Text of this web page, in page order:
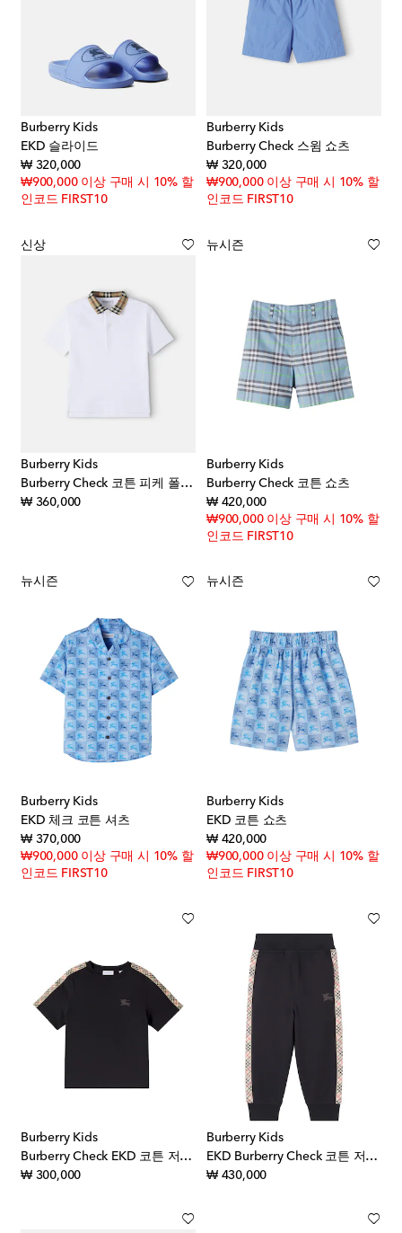
Burberry Kids
EKD 슬라이드
₩ 320,000original price
₩900,000 이상 구매 시 10% 할
인코드 FIRST10
Burberry Kids
Burberry Check 스윔 쇼츠
₩ 320,000original price
₩900,000 이상 구매 시 10% 할
인코드 FIRST10
신상
Burberry Kids
Burberry Check 코튼 피케 폴로 셔츠
₩ 360,000original price
뉴시즌
Burberry Kids
Burberry Check 코튼 쇼츠
₩ 420,000original price
₩900,000 이상 구매 시 10% 할
인코드 FIRST10
뉴시즌
Burberry Kids
EKD 체크 코튼 셔츠
₩ 370,000original price
₩900,000 이상 구매 시 10% 할
인코드 FIRST10
뉴시즌
Burberry Kids
EKD 코튼 쇼츠
₩ 420,000original price
₩900,000 이상 구매 시 10% 할
인코드 FIRST10
Burberry Kids
Burberry Check EKD 코튼 저지 티셔츠
₩ 300,000original price
Burberry Kids
EKD Burberry Check 코튼 저지 스웨트팬츠
₩ 430,000original price